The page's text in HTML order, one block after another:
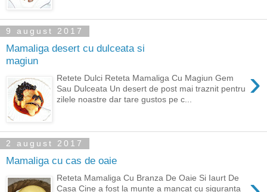
9 august 2017
Mamaliga desert cu dulceata si
magiun
›
Retete Dulci Reteta Mamaliga Cu Magiun Gem
Sau Dulceata Un desert de post mai traznit pentru
zilele noastre dar tare gustos pe c...
2 august 2017
Mamaliga cu cas de oaie
Reteta Mamaliga Cu Branza De Oaie Si Iaurt De
Casa Cine a fost la munte a mancat cu siguranta